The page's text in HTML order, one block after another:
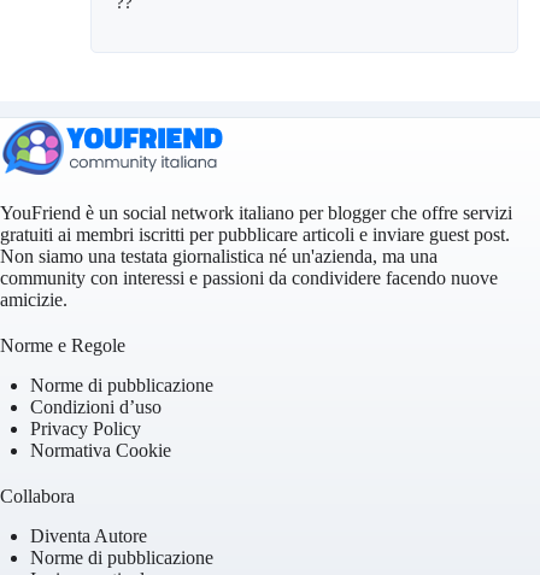
YouFriend è un social network italiano per blogger che offre servizi
gratuiti ai membri iscritti per pubblicare articoli e inviare guest post.
Non siamo una testata giornalistica né un'azienda, ma una
community con interessi e passioni da condividere facendo nuove
amicizie.
Norme e Regole
Norme di pubblicazione
Condizioni d’uso
Privacy Policy
Normativa Cookie
Collabora
Diventa Autore
Norme di pubblicazione